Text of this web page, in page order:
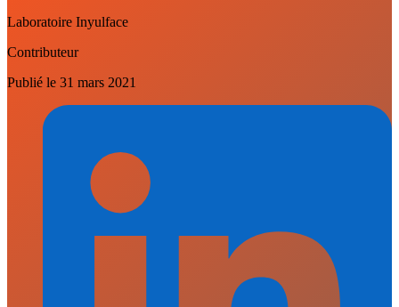
Laboratoire Inyulface
Contributeur
Publié le 31 mars 2021